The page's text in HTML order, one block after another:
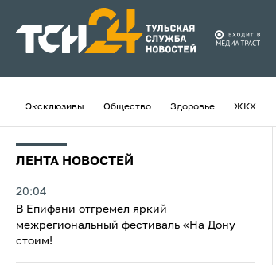
Эксклюзивы Общество Здоровье ЖКХ
ЛЕНТА НОВОСТЕЙ
20:04
В Епифани отгремел яркий
межрегиональный фестиваль «На Дону
стоим!